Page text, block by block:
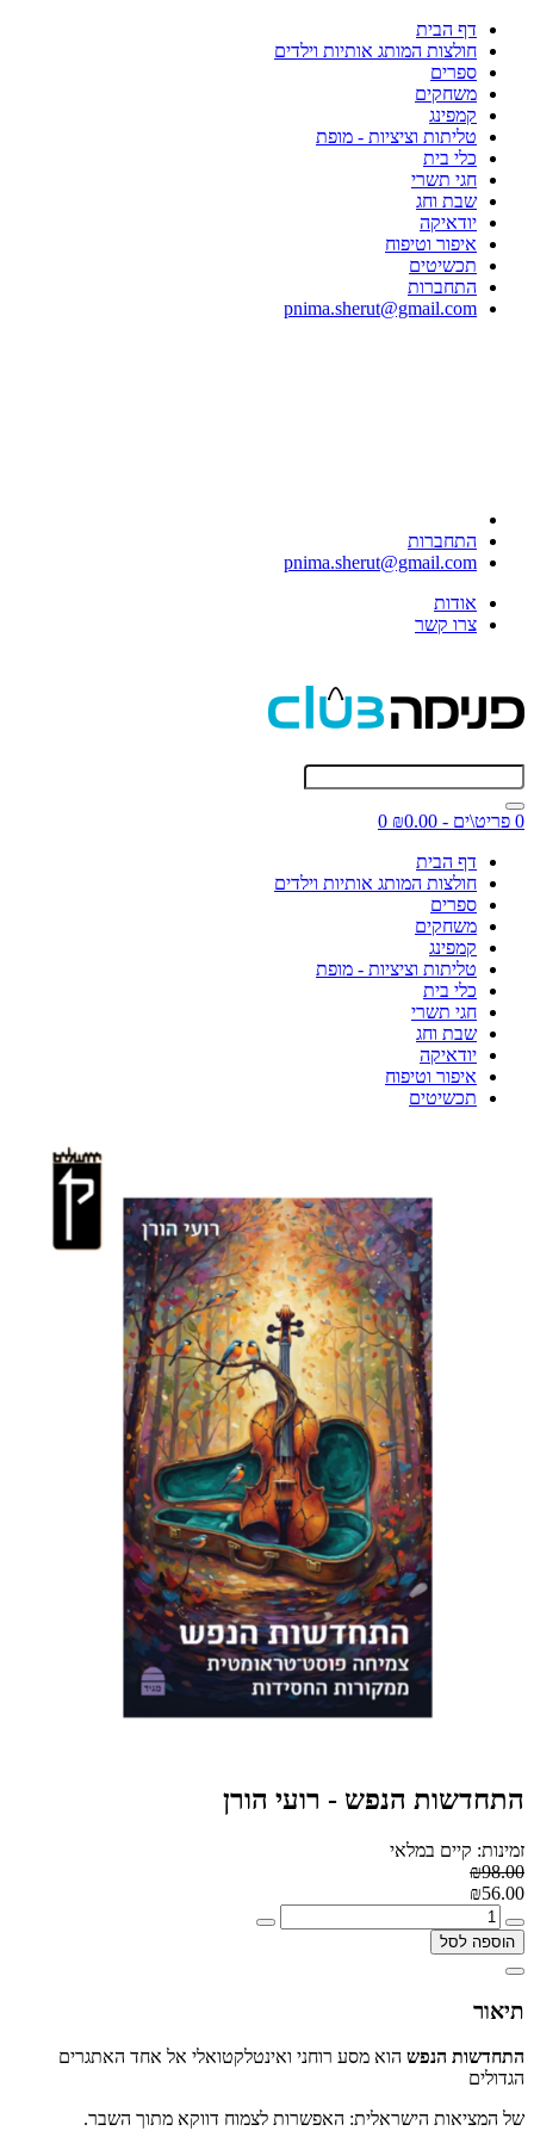
דף הבית
חולצות המותג אותיות וילדים
ספרים
משחקים
קמפינג
טליתות וציציות - מופת
כלי בית
חגי תשרי
שבת וחג
יודאיקה
איפור וטיפוח
תכשיטים
התחברות
pnima.sherut@gmail.com
התחברות
pnima.sherut@gmail.com
אודות
צרו קשר
0 פריט\ים - ₪0.00
0
דף הבית
חולצות המותג אותיות וילדים
ספרים
משחקים
קמפינג
טליתות וציציות - מופת
כלי בית
חגי תשרי
שבת וחג
יודאיקה
איפור וטיפוח
תכשיטים
התחדשות הנפש - רועי הורן
זמינות: קיים במלאי
₪98.00
₪56.00
הוספה לסל
תיאור
התחדשות הנפש הוא מסע רוחני ואינטלקטואלי אל אחד האתגרים
הגדולים
של המציאות הישראלית: האפשרות לצמוח דווקא מתוך השבר.